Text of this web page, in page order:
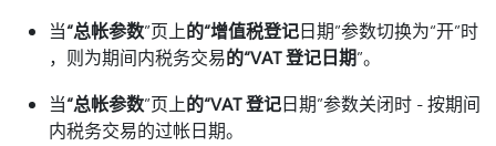
当“总帐参数”页上的“增值税登记日期”参数切换为“开”时
，则为期间内税务交易的“VAT 登记日期”。
当“总帐参数”页上的“VAT 登记日期”参数关闭时 - 按期间
内税务交易的过帐日期。